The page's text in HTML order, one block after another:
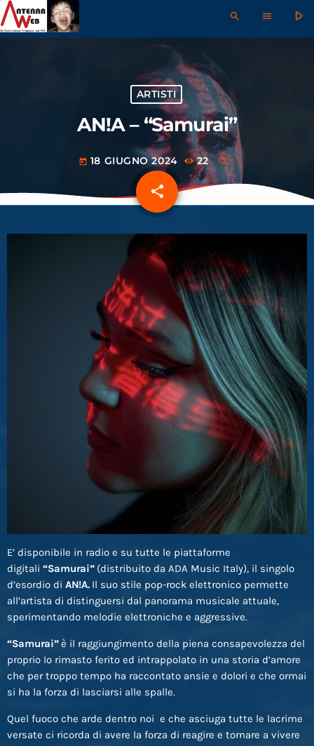
search menu play_arrow
ARTISTI
AN!A – “Samurai”
today 18 GIUGNO 2024 22
share
email
E’ disponibile in radio e su tutte le piattaforme
digitali “Samurai”(distribuito da ADA Music Italy), il singolo
d’esordio di AN!A. Il suo stile pop-rock elettronico permette
all’artista di distinguersi dal panorama musicale attuale,
sperimentando melodie elettroniche e aggressive.
“Samurai”è il raggiungimento della piena consapevolezza del
proprio Io rimasto ferito ed intrappolato in una storia d’amore
che per troppo tempo ha raccontato ansie e dolori e che ormai
si ha la forza di lasciarsi alle spalle.
Quel fuoco che arde dentro noi e che asciuga tutte le lacrime
versate ci ricorda di avere la forza di reagire e tornare a vivere